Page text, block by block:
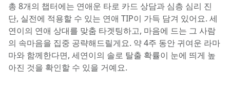
총 8개의 챕터에는 연애운 타로 카드 상담과 심층 심리 진
단, 실전에 적용할 수 있는 연애 TIP이 가득 담겨 있어요. 세
연이의 연애 상대를 맞춤 타겟팅하고, 마음에 드는 그 사람
의 속마음을 집중 공략해드릴게요. 약 4주 동안 귀여운 라마
마와 함께한다면, 세연이의 솔로 탈출 확률이 눈에 띄게 높
아진 것을 확인할 수 있을 거예요.